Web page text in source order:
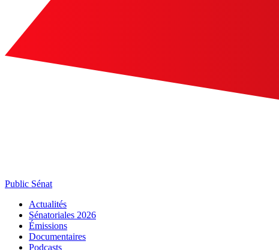
Public Sénat
Actualités
Sénatoriales 2026
Émissions
Documentaires
Podcasts